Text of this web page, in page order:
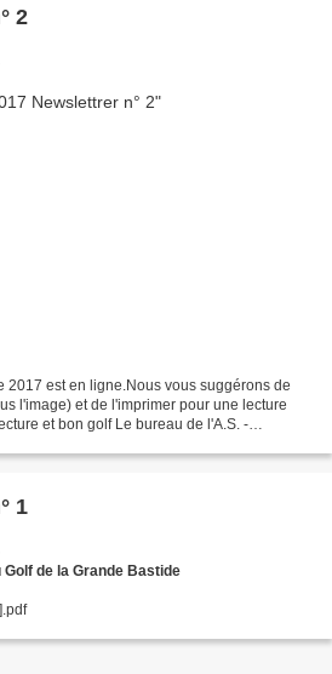
2
2017 est en ligne.Nous vous suggérons de
l'image) et de l'imprimer pour une lecture
et bon golf Le bureau de l'A.S. -
1
de la Grande Bastide